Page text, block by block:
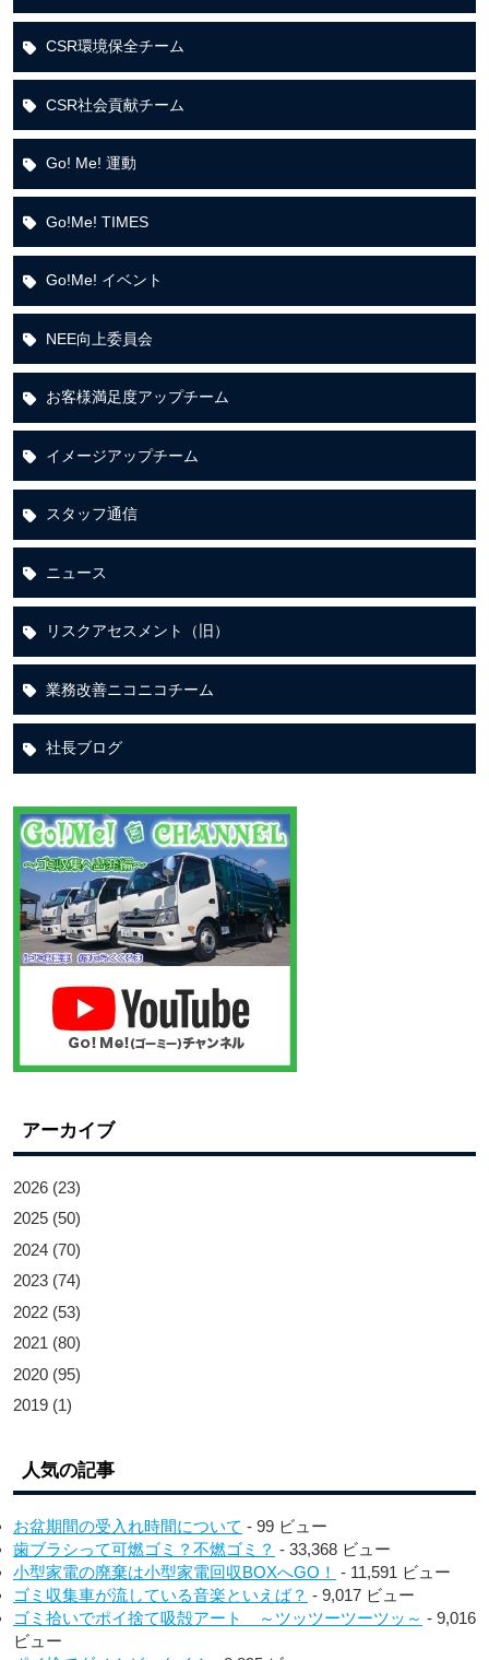
CSR環境保全チーム
CSR社会貢献チーム
Go! Me! 運動
Go!Me! TIMES
Go!Me! イベント
NEE向上委員会
お客様満足度アップチーム
イメージアップチーム
スタッフ通信
ニュース
リスクアセスメント（旧）
業務改善ニコニコチーム
社長ブログ
アーカイブ
2026 (23)
2025 (50)
2024 (70)
2023 (74)
2022 (53)
2021 (80)
2020 (95)
2019 (1)
人気の記事
お盆期間の受入れ時間について - 99 ビュー
歯ブラシって可燃ゴミ？不燃ゴミ？ - 33,368 ビュー
小型家電の廃棄は小型家電回収BOXへGO！ - 11,591 ビュー
ゴミ収集車が流している音楽といえば？ - 9,017 ビュー
ゴミ拾いでポイ捨て吸殻アート ～ツッツーツーツッ～ - 9,016
ビュー